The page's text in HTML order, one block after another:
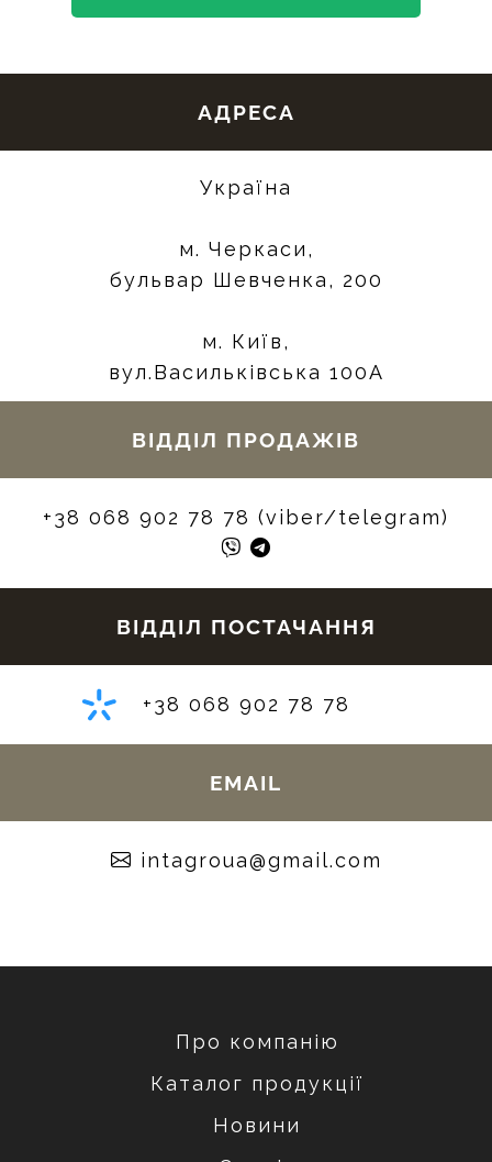
АДРЕСА
Україна
м. Черкаси,
бульвар Шевченка, 200
м. Київ,
вул.Васильківська 100А
ВІДДІЛ ПРОДАЖІВ
+38 068 902 78 78 (viber/telegram)
ВІДДІЛ ПОСТАЧАННЯ
+38 068 902 78 78
EMAIL
moc.liamg@auorgatni
Про компанію
Каталог продукції
Новини